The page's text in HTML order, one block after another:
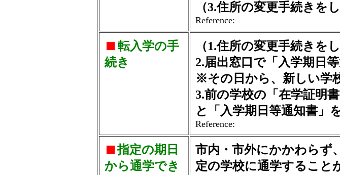
（3.住所の変更手続きを
Reference:
転入学の手
続き
（1.住所の変更手続きを
2.届出窓口で「入学期日
※その日から、新しい学
3.前の学校の「在学証明
と「入学期日等通知書」
Reference:
指定の期日
から通学でき
市内・市外にかかわらず
定の学校に通学すること